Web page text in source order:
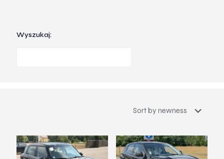
Wyszukaj: